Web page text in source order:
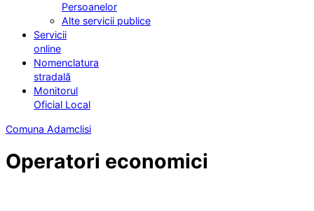
Persoanelor
Alte servicii publice
Servicii
online
Nomenclatura
stradală
Monitorul
Oficial Local
Comuna Adamclisi
Operatori economici